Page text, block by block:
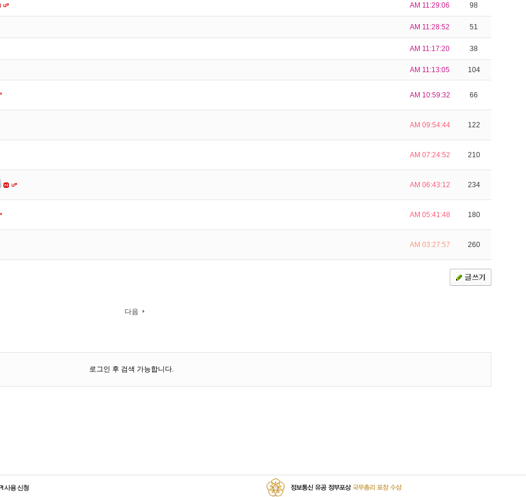
AM 11:29:06 98
AM 11:28:52 51
AM 11:17:20 38
AM 11:13:05 104
AM 10:59:32 66
AM 09:54:44 122
AM 07:24:52 210
AM 06:43:12 234
AM 05:41:48 180
AM 03:27:57 260
다음
로그인 후 검색 가능합니다.
사용 신청